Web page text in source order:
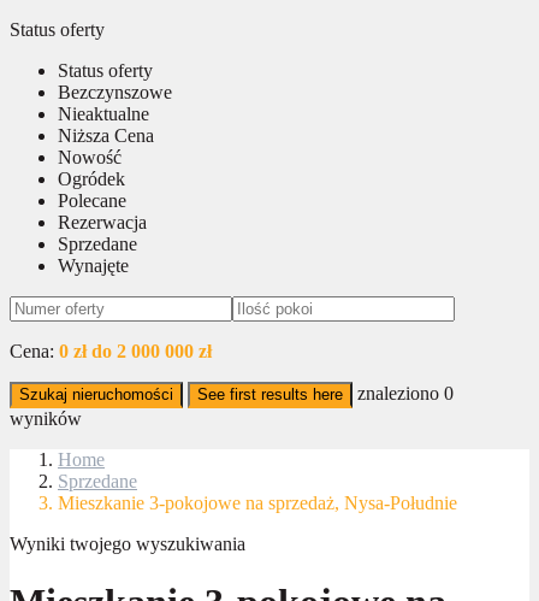
Status oferty
Status oferty
Bezczynszowe
Nieaktualne
Niższa Cena
Nowość
Ogródek
Polecane
Rezerwacja
Sprzedane
Wynajęte
Cena: 0 zł do 2 000 000 zł
Szukaj nieruchomości See first results here znaleziono 0
wyników
Home
Sprzedane
Mieszkanie 3-pokojowe na sprzedaż, Nysa-Południe
Wyniki twojego wyszukiwania